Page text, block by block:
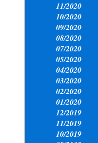
11/2020
10/2020
09/2020
08/2020
07/2020
05/2020
04/2020
03/2020
02/2020
01/2020
12/2019
11/2019
10/2019